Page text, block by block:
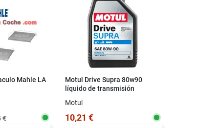
Mahle LA
€
Motul Drive Supra 80w90
líquido de transmisión
Motul
10,21 €